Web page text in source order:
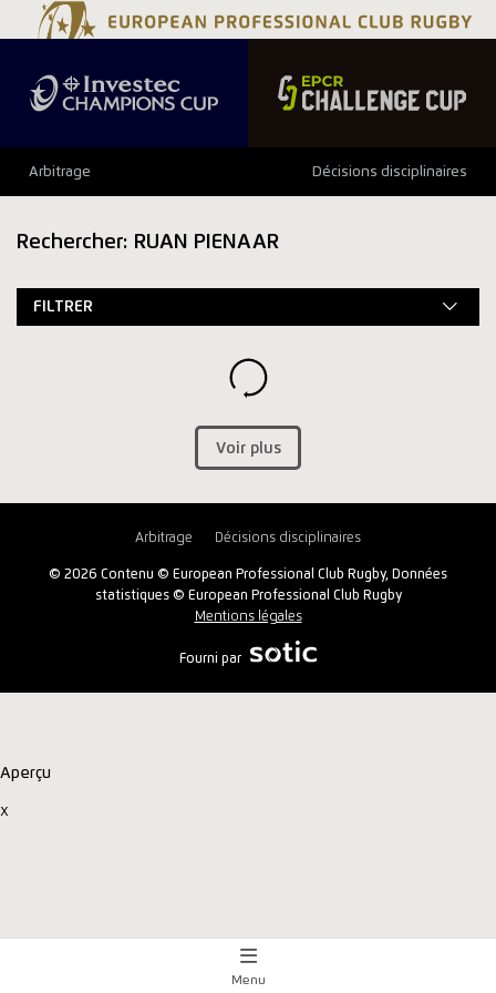
Arbitrage Décisions disciplinaires
Rechercher: RUAN PIENAAR
FILTRER
Voir plus
Arbitrage Décisions disciplinaires
© 2026 Contenu © European Professional Club Rugby, Données
statistiques © European Professional Club Rugby
Mentions légales
Fourni par
Aperçu
x
Menu